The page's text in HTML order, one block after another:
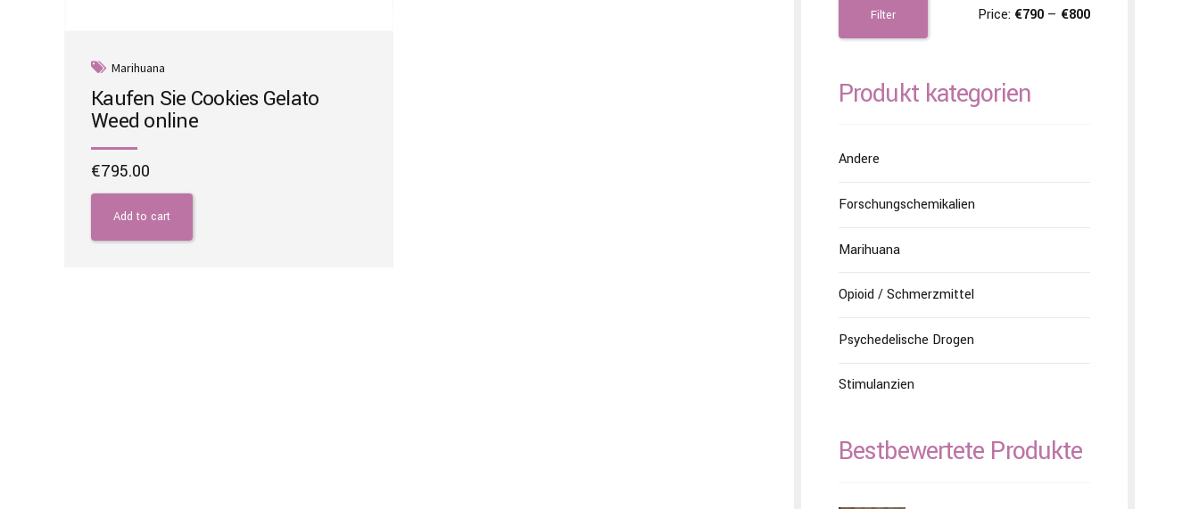
Marihuana
Kaufen Sie Cookies Gelato
Weed online
€795.00
Add to cart
Filter Price: €790 — €800
Produkt kategorien
Andere
Forschungschemikalien
Marihuana
Opioid / Schmerzmittel
Psychedelische Drogen
Stimulanzien
Bestbewertete Produkte